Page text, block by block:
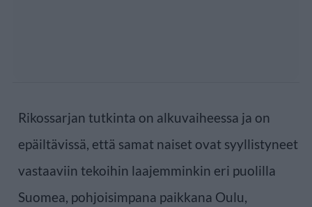
Rikossarjan tutkinta on alkuvaiheessa ja on
epäiltävissä, että samat naiset ovat syyllistyneet
vastaaviin tekoihin laajemminkin eri puolilla
Suomea, pohjoisimpana paikkana Oulu,